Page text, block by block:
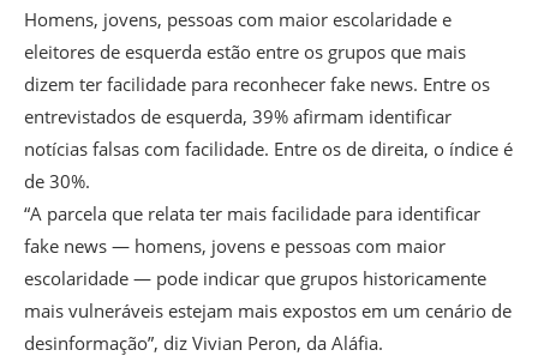
Homens, jovens, pessoas com maior escolaridade e
eleitores de esquerda estão entre os grupos que mais
dizem ter facilidade para reconhecer fake news. Entre os
entrevistados de esquerda, 39% afirmam identificar
notícias falsas com facilidade. Entre os de direita, o índice é
de 30%.
“A parcela que relata ter mais facilidade para identificar
fake news — homens, jovens e pessoas com maior
escolaridade — pode indicar que grupos historicamente
mais vulneráveis estejam mais expostos em um cenário de
desinformação”, diz Vivian Peron, da Aláfia.